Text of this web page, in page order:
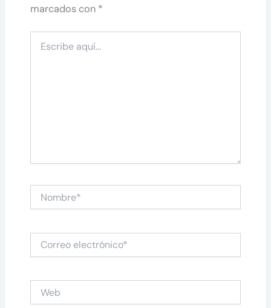
marcados con *
aquí...
Correo
electrónico*